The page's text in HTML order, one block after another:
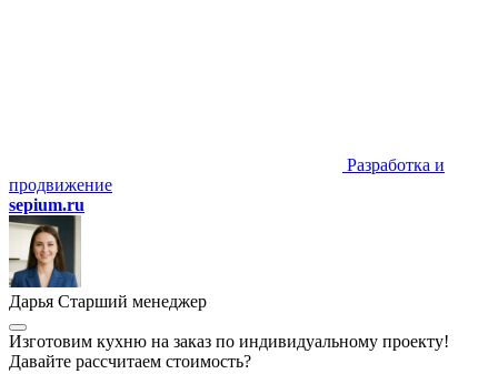
Разработка и
продвижение
sepium.ru
Дарья Старший менеджер
Изготовим кухню на заказ по индивидуальному проекту!
Давайте рассчитаем стоимость?